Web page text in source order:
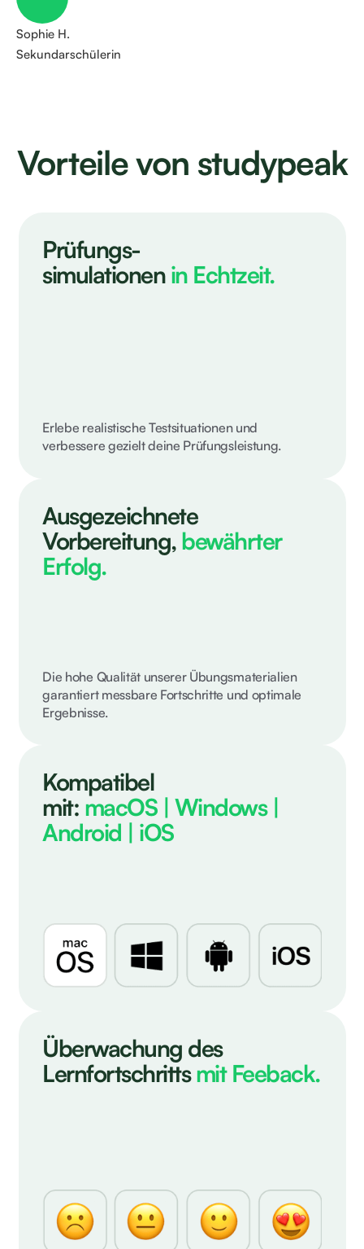
Philipp K.
Sophie H.
Sekundarschülerin
Lisa S.
Gymnasiastin Hohe Promenade
Philipp K.
Sophie H.
Sekundarschülerin
Vorteile von studypeak
Prüfungs-
simulationenin Echtzeit.
Erlebe realistische Testsituationen und
verbessere gezielt deine Prüfungsleistung.
Ausgezeichnete
Vorbereitung,bewährter
Erfolg.
Die hohe Qualität unserer Übungsmaterialien
garantiert messbare Fortschritte und optimale
Ergebnisse.
Kompatibel
mit: macOS | Windows |
Android | iOS
Überwachung des
Lernfortschrittsmit Feeback.